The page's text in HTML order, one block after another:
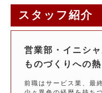
スタッフ紹介
営業部・イニシ
ものづくりへの
前職はサービス業、最